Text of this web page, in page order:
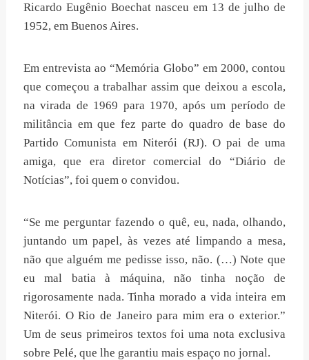
Ricardo Eugênio Boechat nasceu em 13 de julho de
1952, em Buenos Aires.
Em entrevista ao “Memória Globo” em 2000, contou
que começou a trabalhar assim que deixou a escola,
na virada de 1969 para 1970, após um período de
militância em que fez parte do quadro de base do
Partido Comunista em Niterói (RJ). O pai de uma
amiga, que era diretor comercial do “Diário de
Notícias”, foi quem o convidou.
“Se me perguntar fazendo o quê, eu, nada, olhando,
juntando um papel, às vezes até limpando a mesa,
não que alguém me pedisse isso, não. (…) Note que
eu mal batia à máquina, não tinha noção de
rigorosamente nada. Tinha morado a vida inteira em
Niterói. O Rio de Janeiro para mim era o exterior.”
Um de seus primeiros textos foi uma nota exclusiva
sobre Pelé, que lhe garantiu mais espaço no jornal.